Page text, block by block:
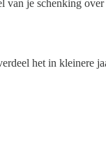
je schenking
het in kleinere